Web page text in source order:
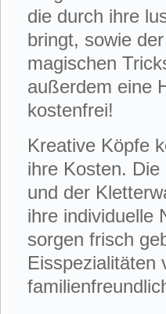
die durch ihre
bringt, sowie
magischen
außerdem eine
kostenfrei!
Kreative Köpfe
ihre Kosten.
und der
ihre individuelle
sorgen frisch
Eisspezialitäten